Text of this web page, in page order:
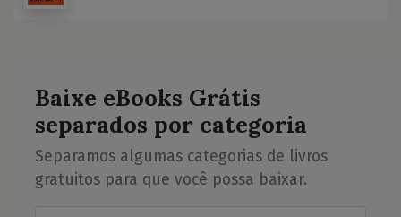
Baixe eBooks Grátis
separados por categoria
Separamos algumas categorias de livros
gratuitos para que você possa baixar.